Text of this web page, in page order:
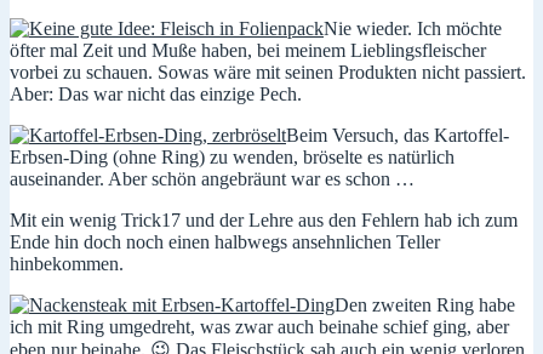
Nie wieder. Ich möchte
öfter mal Zeit und Muße haben, bei meinem Lieblingsfleischer
vorbei zu schauen. Sowas wäre mit seinen Produkten nicht passiert.
Aber: Das war nicht das einzige Pech.
Beim Versuch, das Kartoffel-
Erbsen-Ding (ohne Ring) zu wenden, bröselte es natürlich
auseinander. Aber schön angebräunt war es schon …
Mit ein wenig Trick17 und der Lehre aus den Fehlern hab ich zum
Ende hin doch noch einen halbwegs ansehnlichen Teller
hinbekommen.
Den zweiten Ring habe
ich mit Ring umgedreht, was zwar auch beinahe schief ging, aber